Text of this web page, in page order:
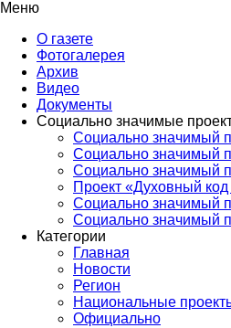
Меню
О газете
Фотогалерея
Архив
Видео
Документы
Социально значимые
Социально значимый
Социально значимый
Социально значимый
Проект «Духовный
Социально значимый
Социально значимый
Категории
Главная
Новости
Регион
Национальные
Официально